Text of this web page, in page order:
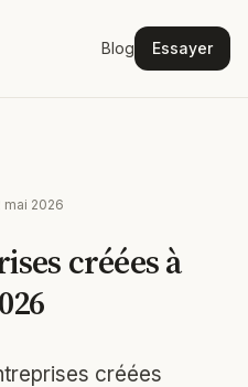
Blog Essayer
mai 2026
créées à
créées